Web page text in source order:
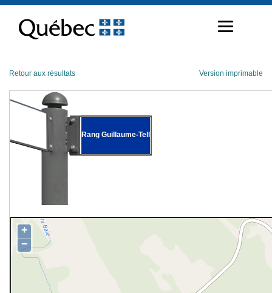
contenu
Retour aux résultats Version imprimable
Rang Guillaume-Tell
+
−